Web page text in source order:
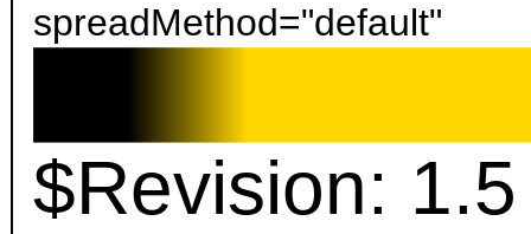
spreadMethod="default"
$Revision: